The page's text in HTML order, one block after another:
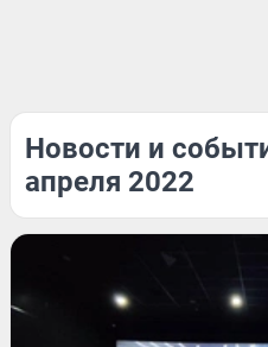
Новости и
апреля 2022